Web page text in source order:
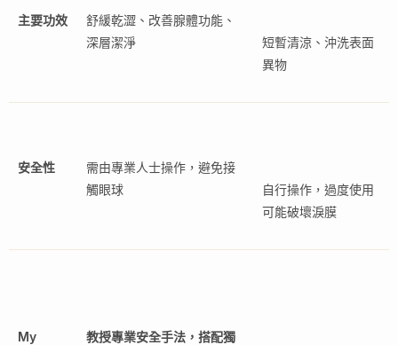
主要功效
舒緩乾澀、改善腺體功能、
深層潔淨
短暫清涼、沖洗表面
異物
安全性
需由專業人士操作，避免接
觸眼球
自行操作，過度使用
可能破壞淚膜
My
教授專業安全手法，搭配獨